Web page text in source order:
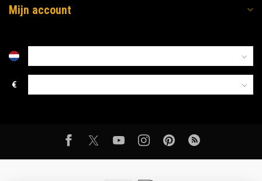
Mijn account
€